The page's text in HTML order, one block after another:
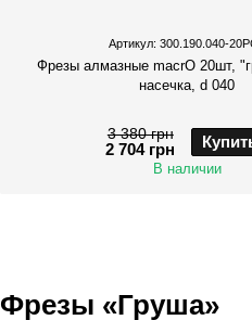
Фрезы «Груша»
Артикул: 300.190.040-
Фрезы алмазные macrO 20шт,
насечка, d 040
3 380 грн
2 704 грн
В наличии